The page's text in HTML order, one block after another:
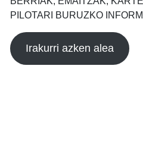
PILOTARI BURUZKO
Irakurri azken alea